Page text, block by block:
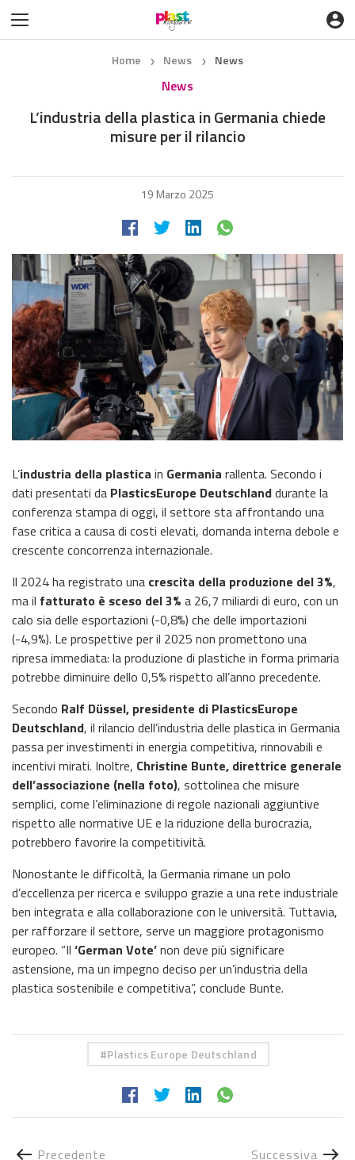
Home ❯ News ❯ News
News
L’industria della plastica in Germania chiede
misure per il rilancio
19 Marzo 2025
L’industria della plastica in Germania rallenta. Secondo i
dati presentati da PlasticsEurope Deutschlanddurante la
conferenza stampa di oggi, il settore sta affrontando una
fase critica a causa di costi elevati, domanda interna debole e
crescente concorrenza internazionale.
Il 2024 ha registrato una crescita della produzione del 3%,
ma il fatturato è sceso del 3% a 26,7 miliardi di euro, con un
calo sia delle esportazioni (-0,8%) che delle importazioni
(-4,9%). Le prospettive per il 2025 non promettono una
ripresa immediata: la produzione di plastiche in forma primaria
potrebbe diminuire dello 0,5% rispetto all’anno precedente.
Secondo Ralf Düssel, presidente di PlasticsEurope
Deutschland, il rilancio dell’industria delle plastica in Germania
passa per investimenti in energia competitiva, rinnovabili e
incentivi mirati. Inoltre, Christine Bunte, direttrice generale
dell’associazione (nella foto), sottolinea che misure
semplici, come l’eliminazione di regole nazionali aggiuntive
rispetto alle normative UE e la riduzione della burocrazia,
potrebbero favorire la competitività.
Nonostante le difficoltà, la Germania rimane un polo
d’eccellenza per ricerca e sviluppo grazie a una rete industriale
ben integrata e alla collaborazione con le università. Tuttavia,
per rafforzare il settore, serve un maggiore protagonismo
europeo. “Il ‘German Vote’non deve più significare
astensione, ma un impegno deciso per un’industria della
plastica sostenibile e competitiva”, conclude Bunte.
Plastics Europe Deutschland
Precedente Successiva